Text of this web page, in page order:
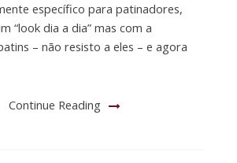
específico para patinadores,
“look dia a dia” mas com a
– não resisto a eles – e agora
Continue Reading